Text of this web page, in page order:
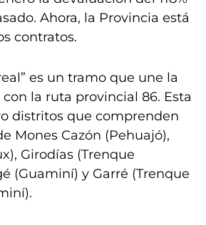
Ahora, la Provincia está
contratos.
es un tramo que une la
la ruta provincial 86. Esta
distritos que comprenden
Mones Cazón (Pehuajó),
Girodías (Trenque
(Guaminí) y Garré (Trenque